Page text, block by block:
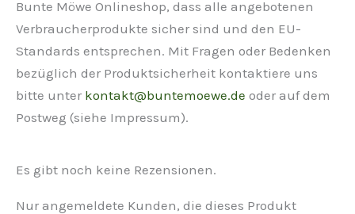
Bunte Möwe Onlineshop, dass alle angebotenen
Verbraucherprodukte sicher sind und den EU-
Standards entsprechen. Mit Fragen oder Bedenken
bezüglich der Produktsicherheit kontaktiere uns
bitte unter kontakt@buntemoewe.de oder auf dem
Postweg (siehe Impressum).
Es gibt noch keine Rezensionen.
Nur angemeldete Kunden, die dieses Produkt